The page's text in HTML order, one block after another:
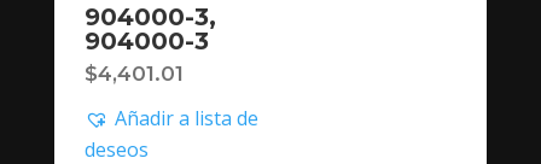
904000-3,
904000-3
$4,401.01
Añadir a lista de
deseos